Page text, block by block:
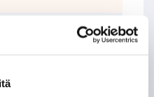
KOVANAAMA
TASON